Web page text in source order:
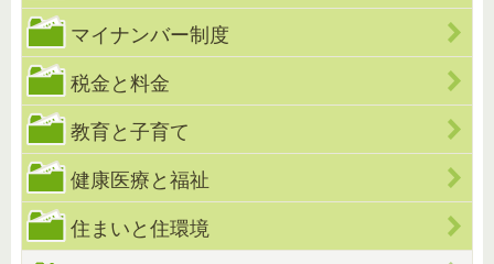
マイナンバー制度
税金と料金
教育と子育て
健康医療と福祉
住まいと住環境